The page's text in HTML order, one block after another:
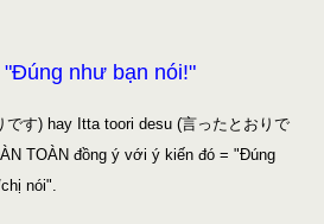
như bạn nói!"
です) hay Itta toori desu (言ったとおりで
TOÀN đồng ý với ý kiến đó = "Đúng
nói".